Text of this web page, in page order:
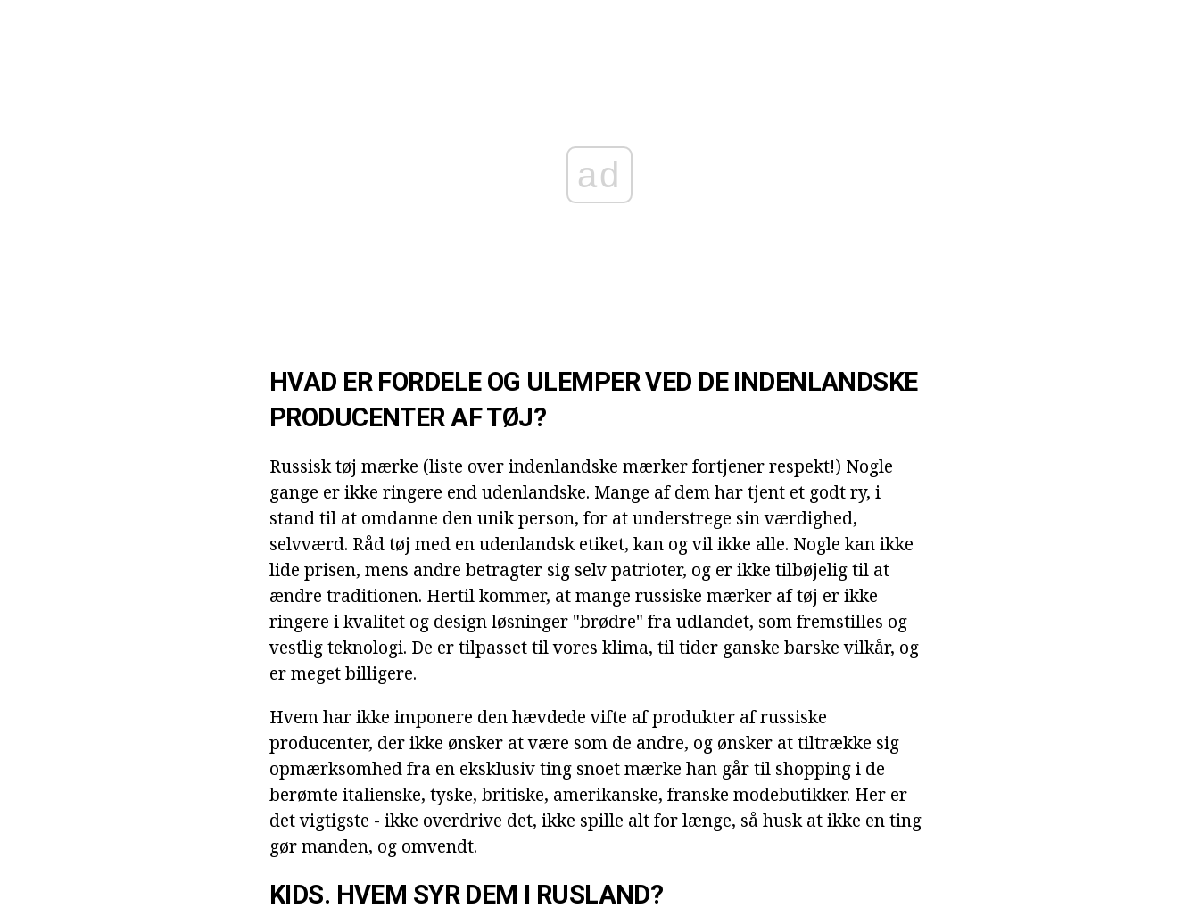
ad
HVAD ER FORDELE OG ULEMPER VED DE INDENLANDSKE
PRODUCENTER AF TØJ?
Russisk tøj mærke (liste over indenlandske mærker fortjener respekt!) Nogle
gange er ikke ringere end udenlandske. Mange af dem har tjent et godt ry, i
stand til at omdanne den unik person, for at understrege sin værdighed,
selvværd. Råd tøj med en udenlandsk etiket, kan og vil ikke alle. Nogle kan ikke
lide prisen, mens andre betragter sig selv patrioter, og er ikke tilbøjelig til at
ændre traditionen. Hertil kommer, at mange russiske mærker af tøj er ikke
ringere i kvalitet og design løsninger "brødre" fra udlandet, som fremstilles og
vestlig teknologi. De er tilpasset til vores klima, til tider ganske barske vilkår, og
er meget billigere.
Hvem har ikke imponere den hævdede vifte af produkter af russiske
producenter, der ikke ønsker at være som de andre, og ønsker at tiltrække sig
opmærksomhed fra en eksklusiv ting snoet mærke han går til shopping i de
berømte italienske, tyske, britiske, amerikanske, franske modebutikker. Her er
det vigtigste - ikke overdrive det, ikke spille alt for længe, så husk at ikke en ting
gør manden, og omvendt.
KIDS. HVEM SYR DEM I RUSLAND?